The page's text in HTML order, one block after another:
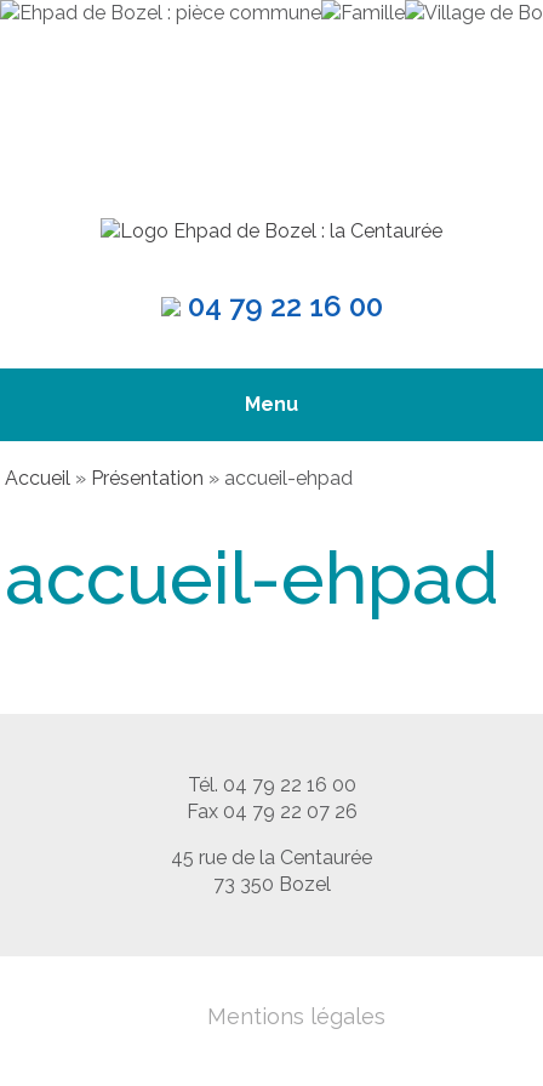
04 79 22 16 00
Menu
Accueil » Présentation » accueil-ehpad
accueil-ehpad
Tél. 04 79 22 16 00
Fax 04 79 22 07 26
45 rue de la Centaurée
73 350 Bozel
Mentions légales